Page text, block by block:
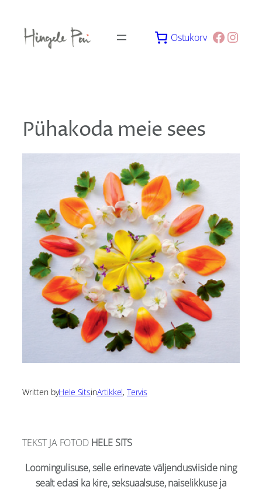
content
Ostukorv
Pühakoda meie sees
Written byHele SitsinArtikkel, Tervis
TEKST JA FOTOD HELE SITS
Loomingulisuse, selle erinevate väljendusviiside ning
sealt edasi ka kire, seksuaalsuse, naiselikkuse ja